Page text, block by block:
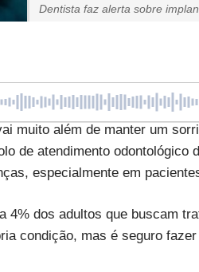
Dentista faz alerta sobre
muito além de manter um
de atendimento odontológico
especialmente em
4% dos adultos que buscam
condição, mas é seguro